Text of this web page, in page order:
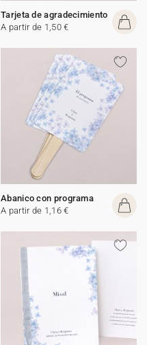
Tarjeta de agradecimiento
A partir de 1,50 €
Abanico con programa
A partir de 1,16 €